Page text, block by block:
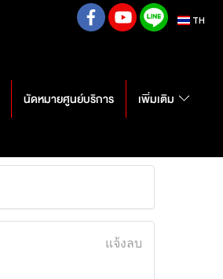
TH
นัดหมายศูนย์บริการ เพิ่มเติม
แจ้งลบ